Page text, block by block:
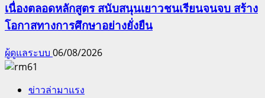
เนื่องตลอดหลักสูตร สนับสนุนเยาวชนเรียนจนจบ สร้าง
โอกาสทางการศึกษาอย่างยั่งยืน
ผู้ดูแลระบบ 06/08/2026
ข่าวล่ามาแรง